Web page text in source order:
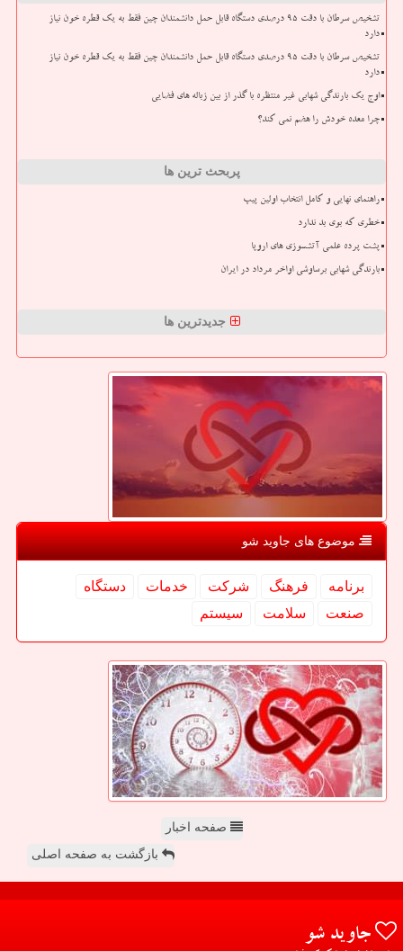
تشخیص سرطان با دقت ۹۵ درصدی دستگاه قابل حمل دانشمندان چین فقط به یک قطره خون نیاز
دارد
تشخیص سرطان با دقت ۹۵ درصدی دستگاه قابل حمل دانشمندان چین فقط به یک قطره خون نیاز
دارد
اوج یک بارندگی شهابی غیر منتظره با گذر از بین زباله های فضایی
چرا معده خودش را هضم نمی کند؟
پربحث ترین ها
راهنمای نهایی و کامل انتخاب اولین پیپ
خطری که بوی بد ندارد
پشت پرده علمی آتشسوزی های اروپا
بارندگی شهابی برساوشی اواخر مرداد در ایران
جدیدترین ها
موضوع های جاوید شو
برنامه فرهنگ شركت خدمات
دستگاه
صنعت
سلامت سیستم
صفحه اخبار
بازگشت به صفحه اصلی
جاوید شو